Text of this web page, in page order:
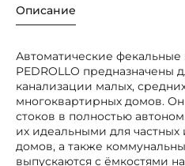
Описание
Автоматические фекальные
PEDROLLO предназначены
канализации малых,
многоквартирных домов.
стоков в полностью
их идеальными для
домов, а также
выпускаются с ёмкостями